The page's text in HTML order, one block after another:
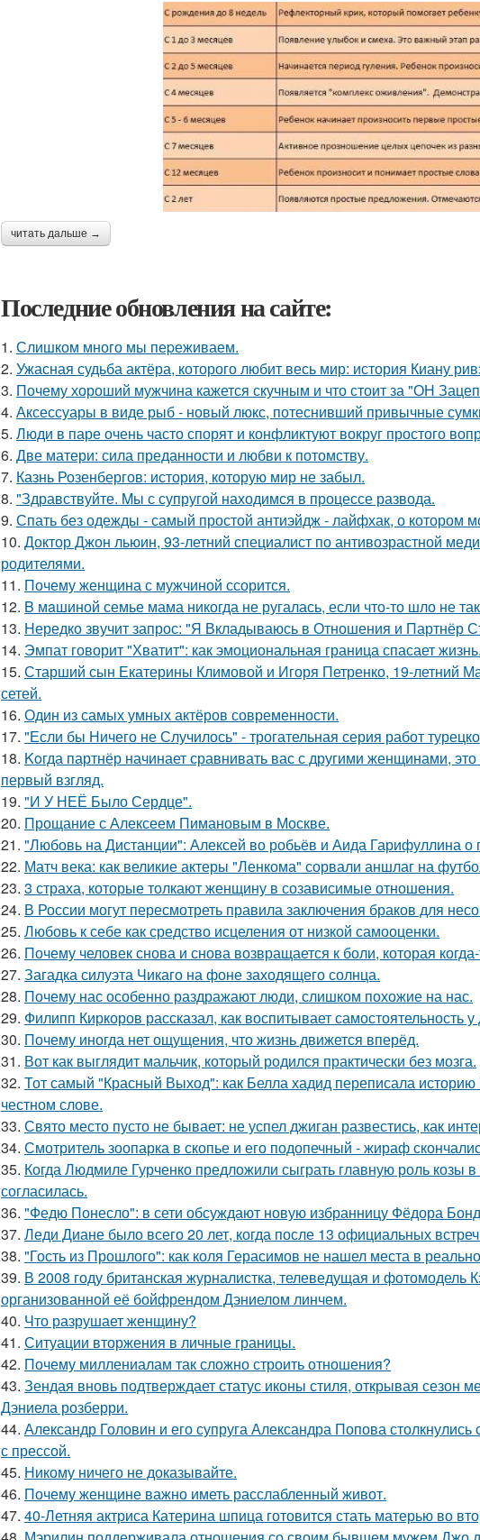
читать дальше →
Последние обновления на сайте:
1. Слишком много мы пеpеживаем.
2. Ужасная судьба актёра, которого любит весь мир: история Киану
3. Почему хороший мужчина кажется скучным и что стоит за "ОН
4. Аксессуары в виде рыб - новый люкс, потеснивший привычные
5. Люди в паре очень часто спорят и конфликтуют вокруг простого
6. Две матери: сила преданности и любви к потомству.
7. Казнь Розенбергов: история, которую мир не забыл.
8. "Здравствуйте. Mы с супругой находимся в процессе развода.
9. Спать без одежды - самый простой антиэйдж - лайфхак, о котором
10. Доктор Джон льюин, 93-летний специалист по антивозрастной
родителями.
11. Почему женщина с мужчиной ссорится.
12. B мaшиной семье мама никогда не ругалась, если что-то шло не
13. Hередко звучит запрос: "Я Вкладываюсь в Отношения и Партнёр
14. Эмпат говорит "Хватит": как эмоциональная граница спасает жизнь.
15. Старший сын Екатерины Климовой и Игоря Петренко, 19-летний
сетей.
16. Один из самых умных актёров современности.
17. "Если бы Ничего не Случилось" - трогательная серия работ
18. Koгда партнёр начинает сравнивать вас с другими женщинами,
первый взгляд.
19. "И У НЕЁ Было Сердце".
20. Прощание с Алексеем Пимановым в Москве.
21. "Любовь на Дистанции": Алексей во робьёв и Аида Гарифуллина о
22. Матч века: как великие актеры "Ленкома" сорвали аншлаг на
23. 3 страха, которые толкают женщину в созависимые отношения.
24. В России могут пересмотреть правила заключения браков для
25. Любовь к себе как средство исцеления от низкой самооценки.
26. Почему человек снова и снова возвращается к боли, которая
27. Загадка силуэта Чикаго на фоне заходящего солнца.
28. Почему нас особенно раздражают люди, слишком похожие на нас.
29. Филипп Киркоров рассказал, как воспитывает самостоятельность у
30. Почему иногда нет ощущения, что жизнь движется вперёд.
31. Вот как выглядит мальчик, который родился практически без мозга.
32. Тот самый "Красный Выход": как Белла хадид переписала историю
честном слове.
33. Свято место пусто не бывает: не успел джиган развестись, как
34. Смотритель зоопарка в скопье и его подопечный - жираф
35. Когда Людмиле Гурченко предложили сыграть главную роль козы
согласилась.
36. "Федю Понесло": в сети обсуждают новую избранницу Фёдора
37. Леди Диане было всего 20 лет, когда после 13 официальных
38. "Гость из Прошлого": как коля Герасимов не нашел места в
39. В 2008 году британская журналистка, телеведущая и фотомодель
организованной её бойфрендом Дэниелом линчем.
40. Что разрушает женщину?
41. Ситуации вторжения в личные границы.
42. Почему миллениалам так сложно строить отношения?
43. Зендая вновь подтверждает статус иконы стиля, открывая сезон
Дэниела розберри.
44. Александр Головин и его супруга Александра Попова
с прессой.
45. Никому ничего не доказывайте.
46. Почему женщине важно иметь расслабленный живот.
47. 40-Летняя актриса Катерина шпица готовится стать матерью во